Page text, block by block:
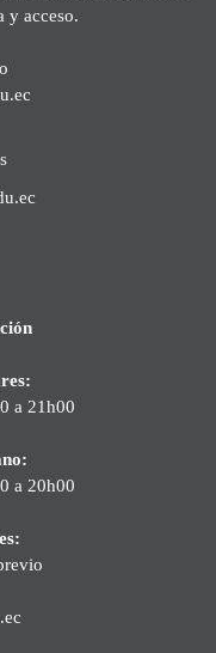
y acceso.
a 21h00
a 20h00